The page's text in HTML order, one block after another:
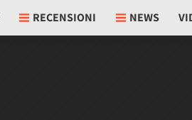
RECENSIONI NEWS